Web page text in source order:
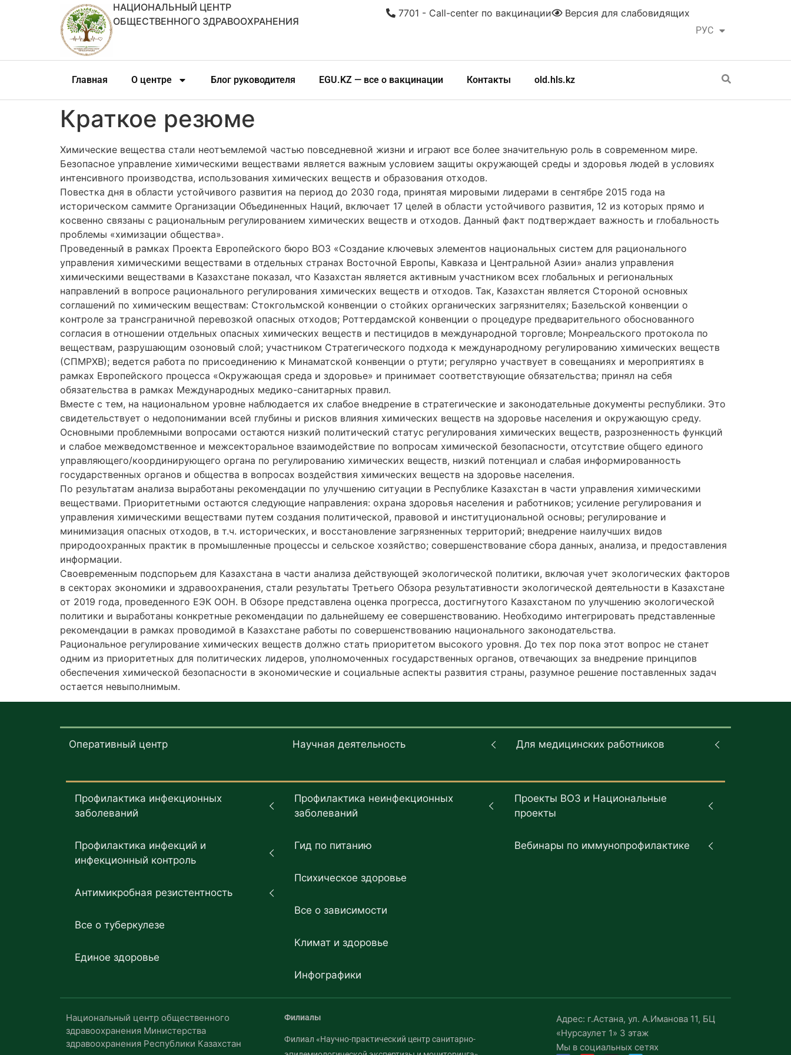
НАЦИОНАЛЬНЫЙ ЦЕНТР
ОБЩЕСТВЕННОГО ЗДРАВООХРАНЕНИЯ
РУС
ҚАЗ
Версия для слабовидящих
7701 - Call-center по вакцинации
Главная О центре Блог руководителя EGU.KZ — все о вакцинации Контакты old.hls.kz
Краткое резюме
Химические вещества стали неотъемлемой частью повседневной жизни и играют все более значительную роль в современном мире.
Безопасное управление химическими веществами является важным условием защиты окружающей среды и здоровья людей в условиях
интенсивного производства, использования химических веществ и образования отходов.
Повестка дня в области устойчивого развития на период до 2030 года, принятая мировыми лидерами в сентябре 2015 года на
историческом саммите Организации Объединенных Наций, включает 17 целей в области устойчивого развития, 12 из которых прямо и
косвенно связаны с рациональным регулированием химических веществ и отходов. Данный факт подтверждает важность и глобальность
проблемы «химизации общества».
Проведенный в рамках Проекта Европейского бюро ВОЗ «Создание ключевых элементов национальных систем для рационального
управления химическими веществами в отдельных странах Восточной Европы, Кавказа и Центральной Азии» анализ управления
химическими веществами в Казахстане показал, что Казахстан является активным участником всех глобальных и региональных
направлений в вопросе рационального регулирования химических веществ и отходов. Так, Казахстан является Стороной основных
соглашений по химическим веществам: Стокгольмской конвенции о стойких органических загрязнителях; Базельской конвенции о
контроле за трансграничной перевозкой опасных отходов; Роттердамской конвенции о процедуре предварительного обоснованного
согласия в отношении отдельных опасных химических веществ и пестицидов в международной торговле; Монреальского протокола по
веществам, разрушающим озоновый слой; участником Стратегического подхода к международному регулированию химических веществ
(СПМРХВ); ведется работа по присоединению к Минаматской конвенции о ртути; регулярно участвует в совещаниях и мероприятиях в
рамках Европейского процесса «Окружающая среда и здоровье» и принимает соответствующие обязательства; принял на себя
обязательства в рамках Международных медико-санитарных правил.
Вместе с тем, на национальном уровне наблюдается их слабое внедрение в стратегические и законодательные документы республики. Это
свидетельствует о недопонимании всей глубины и рисков влияния химических веществ на здоровье населения и окружающую среду.
Основными проблемными вопросами остаются низкий политический статус регулирования химических веществ, разрозненность функций
и слабое межведомственное и межсекторальное взаимодействие по вопросам химической безопасности, отсутствие общего единого
управляющего/координирующего органа по регулированию химических веществ, низкий потенциал и слабая информированность
государственных органов и общества в вопросах воздействия химических веществ на здоровье населения.
По результатам анализа выработаны рекомендации по улучшению ситуации в Республике Казахстан в части управления химическими
веществами. Приоритетными остаются следующие направления: охрана здоровья населения и работников; усиление регулирования и
управления химическими веществами путем создания политической, правовой и институциональной основы; регулирование и
минимизация опасных отходов, в т.ч. исторических, и восстановление загрязненных территорий; внедрение наилучших видов
природоохранных практик в промышленные процессы и сельское хозяйство; совершенствование сбора данных, анализа, и предоставления
информации.
Своевременным подспорьем для Казахстана в части анализа действующей экологической политики, включая учет экологических факторов
в секторах экономики и здравоохранения, стали результаты Третьего Обзора результативности экологической деятельности в Казахстане
от 2019 года, проведенного ЕЭК ООН. В Обзоре представлена оценка прогресса, достигнутого Казахстаном по улучшению экологической
политики и выработаны конкретные рекомендации по дальнейшему ее совершенствованию. Необходимо интегрировать представленные
рекомендации в рамках проводимой в Казахстане работы по совершенствованию национального законодательства.
Рациональное регулирование химических веществ должно стать приоритетом высокого уровня. До тех пор пока этот вопрос не станет
одним из приоритетных для политических лидеров, уполномоченных государственных органов, отвечающих за внедрение принципов
обеспечения химической безопасности в экономические и социальные аспекты развития страны, разумное решение поставленных задач
остается невыполнимым.
Оперативный центр Научная деятельность Для медицинских работников
Профилактика инфекционных
заболеваний
Профилактика инфекций и
инфекционный контроль
Антимикробная резистентность
Все о туберкулезе
Единое здоровье
Профилактика неинфекционных
заболеваний
Гид по питанию
Психическое здоровье
Все о зависимости
Климат и здоровье
Инфографики
Проекты ВОЗ и Национальные
проекты
Вебинары по иммунопрофилактике
Национальный центр общественного
здравоохранения Министерства
здравоохранения Республики Казахстан
Филиалы
Филиал «Научно-практический центр санитарно-
Адрес: г.Астана, ул. А.Иманова 11, БЦ
«Нурсаулет 1» 3 этаж
Мы в социальных сетях